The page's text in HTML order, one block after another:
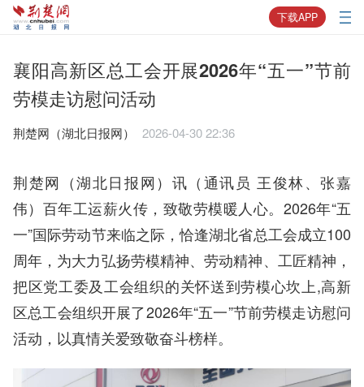
下载APP
襄阳高新区总工会开展2026年“五一”节前
劳模走访慰问活动
荆楚网（湖北日报网） ​ 2026-04-30 22:36
荆楚网（湖北日报网）讯（通讯员 王俊林、张嘉
伟）百年工运薪火传，致敬劳模暖人心。2026年“五
一”国际劳动节来临之际，恰逢湖北省总工会成立100
周年，为大力弘扬劳模精神、劳动精神、工匠精神，
把区党工委及工会组织的关怀送到劳模心坎上,高新
区总工会组织开展了2026年“五一”节前劳模走访慰问
活动，以真情关爱致敬奋斗榜样。